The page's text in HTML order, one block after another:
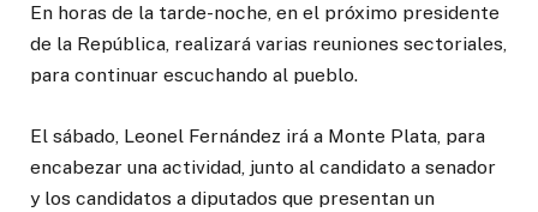
En horas de la tarde-noche, en el próximo presidente
de la República, realizará varias reuniones sectoriales,
para continuar escuchando al pueblo.
El sábado, Leonel Fernández irá a Monte Plata, para
encabezar una actividad, junto al candidato a senador
y los candidatos a diputados que presentan un